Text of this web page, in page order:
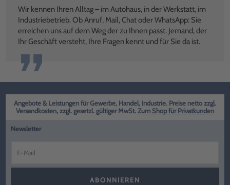
Wir kennen Ihren Alltag – im Autohaus, in der Werkstatt, im
Industriebetrieb. Ob Anruf, Mail, Chat oder WhatsApp: Sie
erreichen uns auf dem Weg der zu Ihnen passt. Jemand, der
Ihr Geschäft versteht, Ihre Fragen kennt und für Sie da ist.
Angebote & Leistungen für Gewerbe, Handel, Industrie. Preise netto zzgl.
Versandkosten, zzgl. gesetzl. gültiger MwSt.Zum Shop für Privatkunden
Newsletter
ABONNIEREN